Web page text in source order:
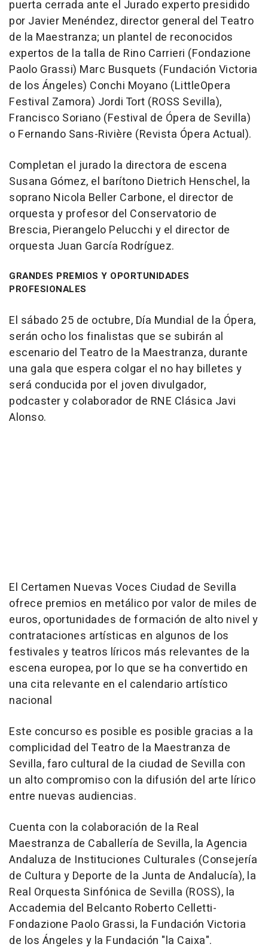
puerta cerrada ante el Jurado experto presidido
por Javier Menéndez, director general del Teatro
de la Maestranza; un plantel de reconocidos
expertos de la talla de Rino Carrieri (Fondazione
Paolo Grassi) Marc Busquets (Fundación Victoria
de los Ángeles) Conchi Moyano (LittleOpera
Festival Zamora) Jordi Tort (ROSS Sevilla),
Francisco Soriano (Festival de Ópera de Sevilla)
o Fernando Sans-Rivière (Revista Ópera Actual).
Completan el jurado la directora de escena
Susana Gómez, el barítono Dietrich Henschel, la
soprano Nicola Beller Carbone, el director de
orquesta y profesor del Conservatorio de
Brescia, Pierangelo Pelucchi y el director de
orquesta Juan García Rodríguez.
GRANDES PREMIOS Y OPORTUNIDADES
PROFESIONALES
El sábado 25 de octubre, Día Mundial de la Ópera,
serán ocho los finalistas que se subirán al
escenario del Teatro de la Maestranza, durante
una gala que espera colgar el no hay billetes y
será conducida por el joven divulgador,
podcaster y colaborador de RNE Clásica Javi
Alonso.
El Certamen Nuevas Voces Ciudad de Sevilla
ofrece premios en metálico por valor de miles de
euros, oportunidades de formación de alto nivel y
contrataciones artísticas en algunos de los
festivales y teatros líricos más relevantes de la
escena europea, por lo que se ha convertido en
una cita relevante en el calendario artístico
nacional
Este concurso es posible es posible gracias a la
complicidad del Teatro de la Maestranza de
Sevilla, faro cultural de la ciudad de Sevilla con
un alto compromiso con la difusión del arte lírico
entre nuevas audiencias.
Cuenta con la colaboración de la Real
Maestranza de Caballería de Sevilla, la Agencia
Andaluza de Instituciones Culturales (Consejería
de Cultura y Deporte de la Junta de Andalucía), la
Real Orquesta Sinfónica de Sevilla (ROSS), la
Accademia del Belcanto Roberto Celletti-
Fondazione Paolo Grassi, la Fundación Victoria
de los Ángeles y la Fundación "la Caixa".